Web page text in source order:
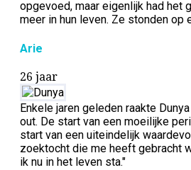
opgevoed, maar eigenlijk had het
meer in hun leven. Ze stonden op
Arie
26 jaar
Enkele jaren geleden raakte
out. De start van een moeilijke
start van een uiteindelijk
zoektocht die me heeft gebracht
ik nu in het leven sta."